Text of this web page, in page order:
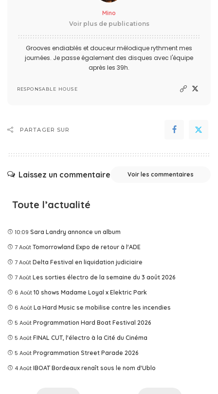
Mino
Voir plus de publications
Grooves endiablés et douceur mélodique rythment mes
journées. Je passe également des disques avec l'équipe
après les 39h.
RESPONSABLE HOUSE
PARTAGER SUR
Laissez un commentaire Voir les commentaires
Toute l’actualité
10:09 Sara Landry annonce un album
7 Août Tomorrowland Expo de retour à l'ADE
7 Août Delta Festival en liquidation judiciaire
7 Août Les sorties électro de la semaine du 3 août 2026
6 Août 10 shows Madame Loyal x Elektric Park
6 Août La Hard Music se mobilise contre les incendies
5 Août Programmation Hard Boat Festival 2026
5 Août FINAL CUT, l'électro à la Cité du Cinéma
5 Août Programmation Street Parade 2026
4 Août IBOAT Bordeaux renaît sous le nom d'Ublo